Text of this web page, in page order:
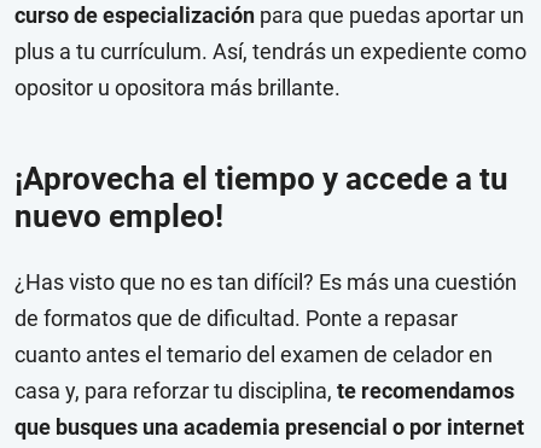
curso de especialización para que puedas aportar un
plus a tu currículum. Así, tendrás un expediente como
opositor u opositora más brillante.
¡Aprovecha el tiempo y accede a tu
nuevo empleo!
¿Has visto que no es tan difícil? Es más una cuestión
de formatos que de dificultad. Ponte a repasar
cuanto antes el temario del examen de celador en
casa y, para reforzar tu disciplina, te recomendamos
que busques una academia presencial o por internet